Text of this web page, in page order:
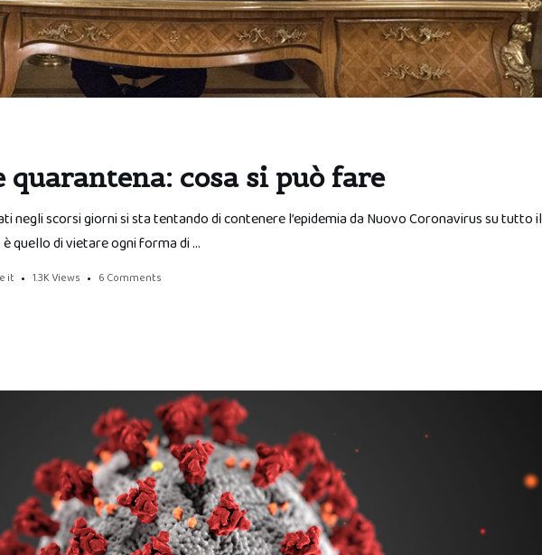
quarantena: cosa si può fare
negli scorsi giorni si sta tentando di contenere l’epidemia da Nuovo Coronavirus su tutto il
quello di vietare ogni forma di …
it 1.3K Views 6 Comments